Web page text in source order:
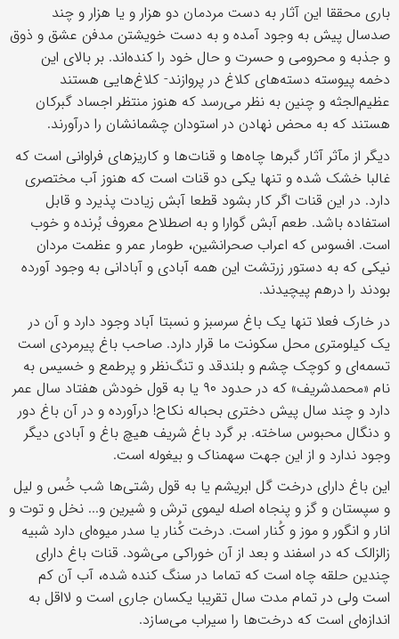
باری محققا این آثار به دست مردمان دو هزار و یا هزار و چند
صدسال پیش به وجود آمده و به دست خویشتن مدفن عشق و ذوق
و جذبه و محرومی و حسرت و حال خود را کنده‌اند. بر بالای این
دخمه پیوسته دسته‌های کلاغ در پروازند- کلاغ‌هایی هستند
عظیم‌الجثه و چنین به نظر می‌رسد که هنوز منتظر اجساد گبرکان
هستند که به محض نهادن در استودان چشمانشان را درآورند.
دیگر از مآثر آثار گبرها چاه‌ها و قنات‌ها و کاریزهای فراوانی است که
غالبا خشک شده و تنها یکی دو قنات است که هنوز آب مختصری
دارد. در این قنات اگر کار بشود قطعا آبش زیادت پذیرد و قابل
استفاده باشد. طعم آبش گوارا و به اصطلاح معروف بُرنده و خوب
است. افسوس که اعراب صحرانشین، طومار عمر و عظمت مردان
نیکی که به دستور زرتشت این همه آبادی و آبادانی به وجود آورده
بودند را درهم پیچیدند.
در خارک فعلا تنها یک باغ سرسبز و نسبتا آباد وجود دارد و آن در
یک کیلومتری محل سکونت ما قرار دارد. صاحب باغ پیرمردی است
تسمه‌ای و کوچک چشم و بلندقد و تنگ‌نظر و پرطمع و خسیس به
نام «محمدشریف» که در حدود ۹۰ یا به قول خودش هفتاد سال عمر
دارد و چند سال پیش دختری بحباله نکاح! درآورده و در آن باغ دور
و دنگال محبوس ساخته. بر گرد باغ شریف هیچ باغ و آبادی دیگر
وجود ندارد و از این جهت سهمناک و بیغوله است.
این باغ دارای درخت گل ابریشم یا به قول رشتی‌ها شب‌ خُس و لیل
و سپستان و گز و پنجاه اصله لیموی ترش و شیرین و... نخل و توت و
انار و انگور و موز و کُنار است. درخت کُنار یا سدر میوه‌ای دارد شبیه
زالزالک که در اسفند و بعد از آن خوراکی می‌شود. قنات باغ دارای
چندین حلقه چاه است که تماما در سنگ کنده شده، آب آن کم
است ولی در تمام مدت سال تقریبا یکسان جاری است و لااقل به
اندازه‌ای است که درخت‌ها را سیراب می‌سازد.